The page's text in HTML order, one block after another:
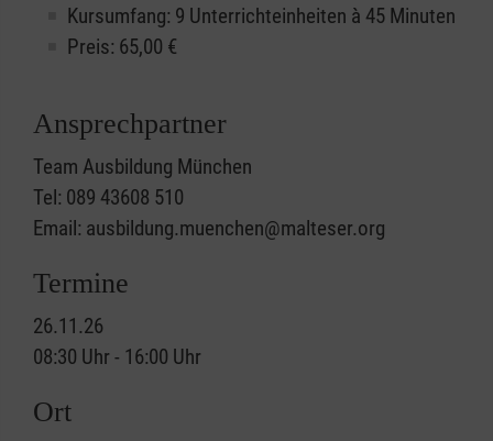
Kursumfang: 9 Unterrichteinheiten à 45 Minuten
Preis: 65,00 €
Ansprechpartner
Team Ausbildung München
Tel: 089 43608 510
Email: ausbildung.muenchen@malteser.org
Termine
26.11.26
08:30 Uhr - 16:00 Uhr
Ort